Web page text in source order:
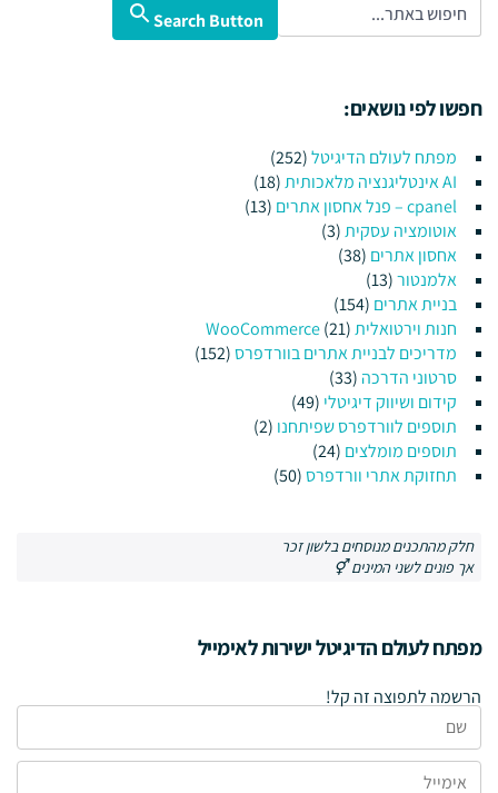
Search Button
חפשו לפי נושאים:
מפתח לעולם הדיגיטל(252)
AI אינטליגנציה מלאכותית
(18)
cpanel – פנל אחסון אתרים
(13)
אוטומציה עסקית(3)
אחסון אתרים(38)
אלמנטור(13)
בניית אתרים(154)
חנות וירטואלית WooCommerce(21)
מדריכים לבניית אתרים בוורדפרס(152)
סרטוני הדרכה(33)
קידום ושיווק דיגיטלי(49)
תוספים לוורדפרס שפיתחנו(2)
תוספים מומלצים(24)
תחזוקת אתרי וורדפרס(50)
חלק מהתכנים מנוסחים בלשון זכר
אך פונים לשני המינים ⚥
מפתח לעולם הדיגיטל ישירות לאימייל
הרשמה לתפוצה זה קל!